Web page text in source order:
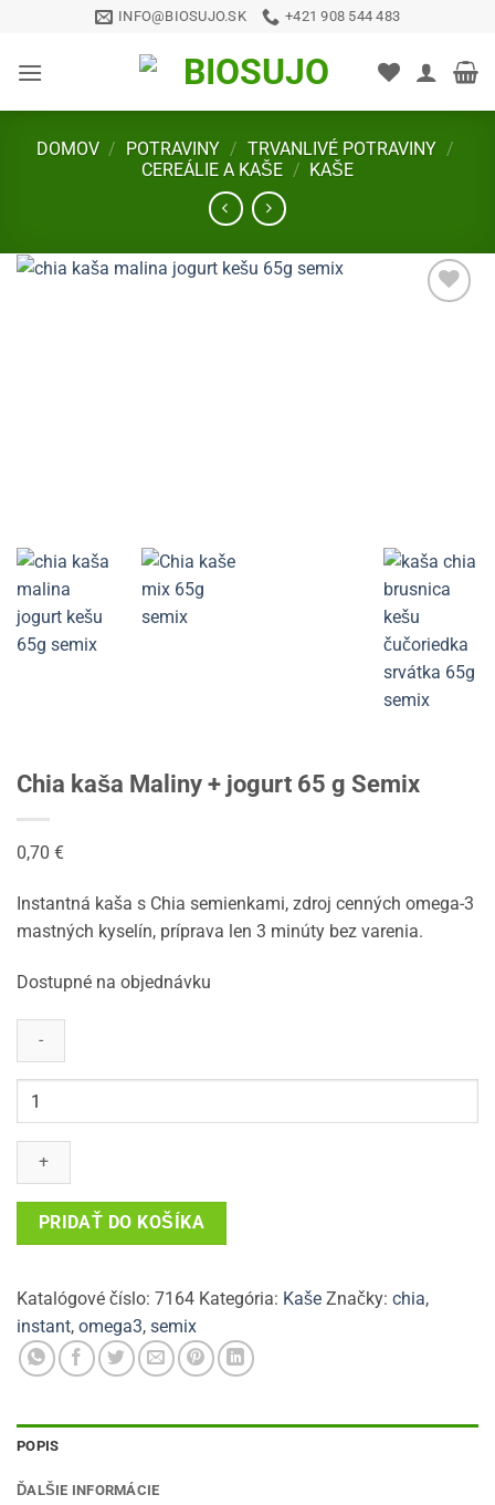
content
INFO@BIOSUJO.SK +421 908 544 483
DOMOV / POTRAVINY / TRVANLIVÉ POTRAVINY /
CEREÁLIE A KAŠE / KAŠE
Chia kaša Maliny + jogurt 65 g Semix
0,70 €
Instantná kaša s Chia semienkami, zdroj cenných omega-3
mastných kyselín, príprava len 3 minúty bez varenia.
Dostupné na objednávku
množstvo
kaša
Maliny
jogurt
65
Semix
PRIDAŤ DO KOŠÍKA
Katalógové číslo: 7164 Kategória: Kaše Značky: chia,
instant, omega3, semix
POPIS
ĎALŠIE INFORMÁCIE